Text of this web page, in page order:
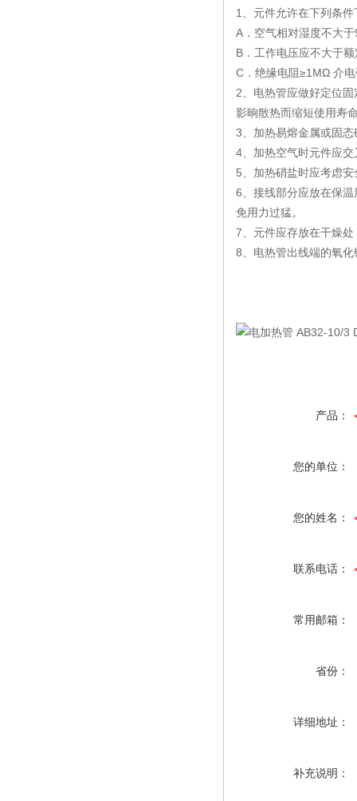
1、元件允许在下列条件
A．空气相对湿度不大
B．工作电压应不大于
C．绝缘电阻≥1MΩ 介
2、电热管应做好定位
影晌散热而缩短使用寿
3、加热易熔金属或固
4、加热空气时元件应
5、加热硝盐时应考虑
6、接线部分应放在保
免用力过猛。
7、元件应存放在干燥
8、电热管出线端的氧
产品：
您的单位：
您的姓名：
联系电话：
常用邮箱：
省份：
详细地址：
补充说明：